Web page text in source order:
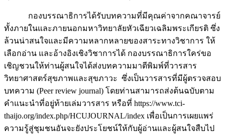
กองบรรณาธิการได้รับบทความที่มีคุณค่าจากคณาจารย์
ทั้งภายในและภายนอกมหาวิทยาลัยหัวเฉียวเฉลิมพระเกียรติ ซึ่ง
ล้วนน่าสนใจและมีความหลากหลายของสาระทางวิชาการ ให้
เลือกอ่าน และอ้างอิงเชิงวิชาการได้ กองบรรณาธิการใคร่ขอ
เชิญชวนให้ท่านผู้สนใจได้ส่งบทความมาตีพิมพ์ที่วารสาร
วิทยาศาสตร์สุขภาพและสุขภาวะ ซึ่งเป็นวารสารที่มีผู้ตรวจสอบ
บทความ (Peer review journal) โดยท่านสามารถส่งต้นฉบับตาม
คำแนะนำที่อยู่ท้ายเล่มวารสาร หรือที่ https://www.tci-
thaijo.org/index.php/HCUJOURNAL/index เพื่อเป็นการเผยแพร่
ความรู้สู่ชุมชนอันจะยังประโยชน์ให้กับผู้อ่านและผู้สนใจสืบไป